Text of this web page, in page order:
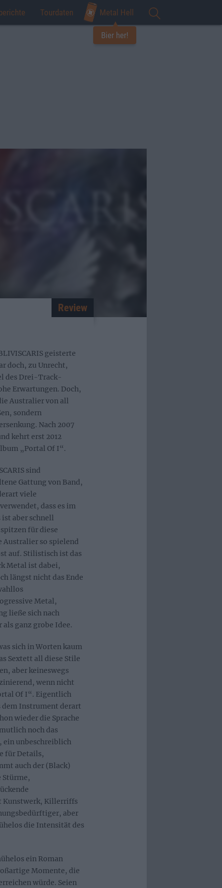
Tourdaten Metal Hell
Bier her!
Review
geisterte
doch, zu Unrecht,
des Drei-Track-
Erwartungen. Doch,
Australier von all
sondern
Nach 2007
kehrt erst 2012
„Portal Of I“.
sind
Gattung von Band,
viele
dass es im
aber schnell
für diese
Australier so spielend
auf. Stilistisch ist das
Metal ist dabei,
längst nicht das Ende
Metal,
ließe sich nach
ganz grobe Idee.
sich in Worten kaum
Sextett all diese Stile
aber keineswegs
wenn nicht
Of I“. Eigentlich
dem Instrument derart
wieder die Sprache
noch das
ein unbeschreiblich
für Details,
auch der (Black)
Stürme,
Kunstwerk, Killerriffs
aber
die Intensität des
ein Roman
Momente, die
würde. Seien